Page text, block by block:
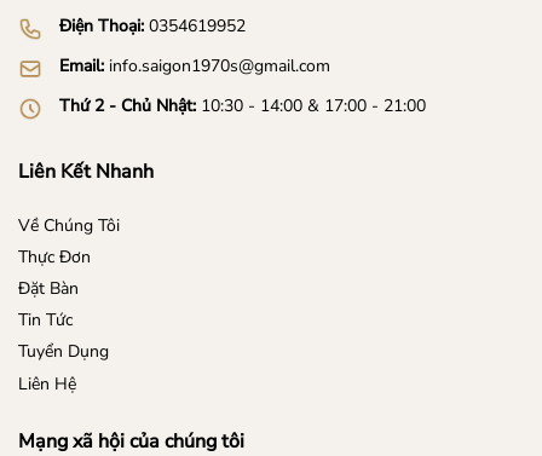
Điện Thoại: 0354619952
Email: info.saigon1970s@gmail.com
Thứ 2 - Chủ Nhật: 10:30 - 14:00 & 17:00 - 21:00
Liên Kết Nhanh
Về Chúng Tôi
Thực Đơn
Đặt Bàn
Tin Tức
Tuyển Dụng
Liên Hệ
Mạng xã hội của chúng tôi